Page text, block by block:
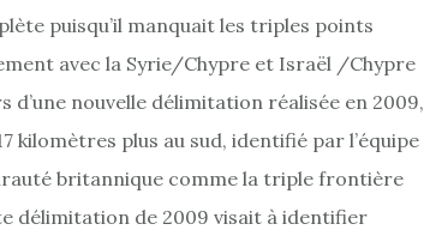
puisqu’il manquait les triples points
avec la Syrie/Chypre et Israël /Chypre
d’une nouvelle délimitation réalisée en 2009,
kilomètres plus au sud, identifié par l’équipe
britannique comme la triple frontière
délimitation de 2009 visait à identifier